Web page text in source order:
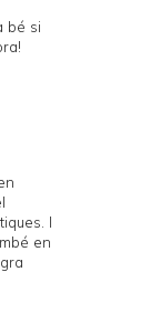
bé si
I
en